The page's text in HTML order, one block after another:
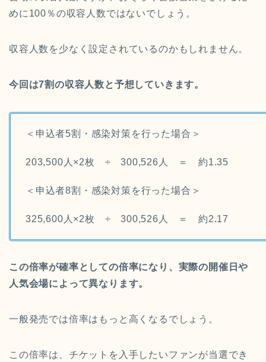
めに100％の収容人数ではないでしょう。
収容人数を少なく設定されているのかもしれません。
今回は7割の収容人数と予想していきます。
＜申込者5割・感染対策を行った場合＞
203,500人×2枚 ÷ 300,526人 ＝ 約1.35
＜申込者8割・感染対策を行った場合＞
325,600人×2枚 ÷ 300,526人 ＝ 約2.17
この倍率が確率としての倍率になり、実際の開催日や
人気会場によって異なります。
一般発売では倍率はもっと高くなるでしょう。
この倍率は、チケットを入手したいファンが当選でき